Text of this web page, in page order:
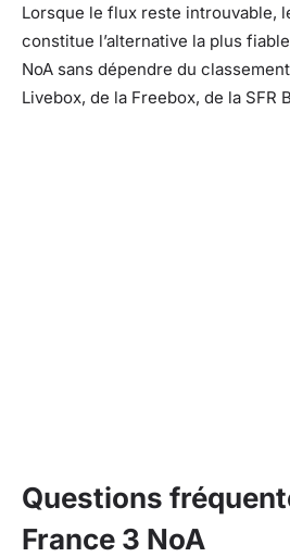
Lorsque le flux reste introuvable,
constitue l’alternative la plus
NoA sans dépendre du
Livebox, de la Freebox, de la SFR
Questions
France 3 NoA